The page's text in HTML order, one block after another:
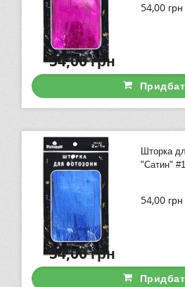
54,00 грн
54,00грн
Шторка
"Сатин"
54,00 грн
54,00грн